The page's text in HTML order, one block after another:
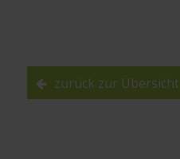
zurück zur Übersicht